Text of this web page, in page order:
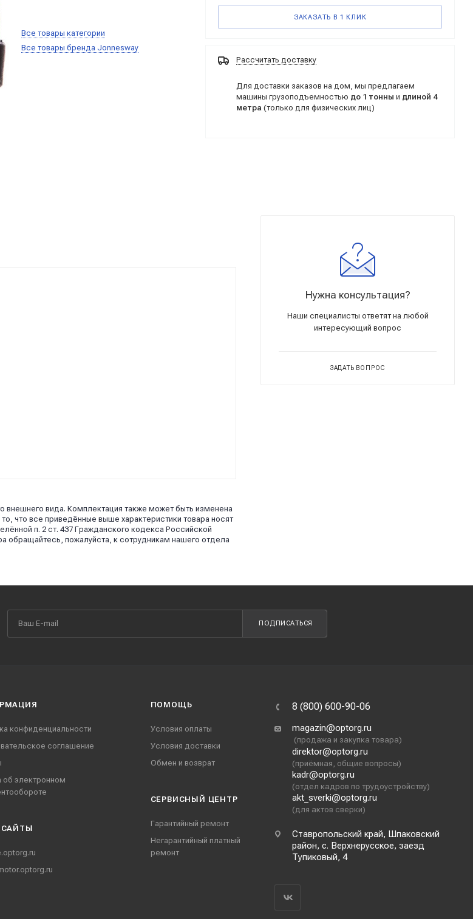
Все товары категории
Все товары бренда Jonnesway
ЗАКАЗАТЬ В 1 КЛИК
Рассчитать доставку
Для доставки заказов на дом, мы предлагаем
машины грузоподъемностью до 1 тонны и длиной 4
метра (только для физических лиц)
внешнего вида. Комплектация также может быть изменена
что все приведённые выше характеристики товара носят
п. 2 ст. 437 Гражданского кодекса Российской
обращайтесь, пожалуйста, к сотрудникам нашего отдела
Нужна консультация?
Наши специалисты ответят на любой
интересующий вопрос
ЗАДАТЬ ВОПРОС
ПОДПИСАТЬСЯ
конфиденциальности
соглашение
об электронном
ПОМОЩЬ
Условия оплаты
Условия доставки
Обмен и возврат
СЕРВИСНЫЙ ЦЕНТР
Гарантийный ремонт
Негарантийный платный
ремонт
8 (800) 600-90-06
magazin@optorg.ru
(продажа и закупка товара)
direktor@optorg.ru
(приёмная, общие вопросы)
kadr@optorg.ru
(отдел кадров по трудоустройству)
akt_sverki@optorg.ru
(для актов сверки)
Ставропольский край, Шпаковский
район, с. Верхнерусское, заезд
Тупиковый, 4